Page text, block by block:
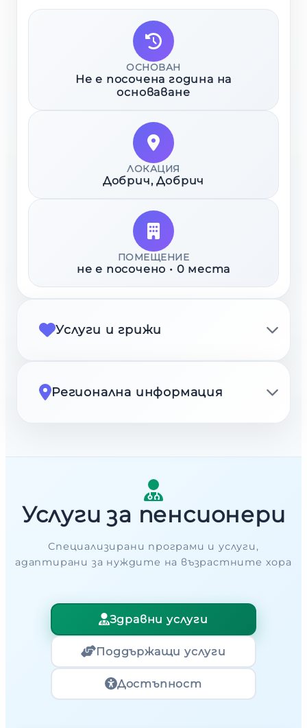
ОСНОВАН
Не е посочена година на
основаване
ЛОКАЦИЯ
Добрич, Добрич
ПОМЕЩЕНИЕ
не е посочено • 0 места
Услуги и грижи
Регионална информация
Услуги за пенсионери
Специализирани програми и услуги,
адаптирани за нуждите на възрастните хора
Здравни услуги
Поддържащи услуги
Достъпност